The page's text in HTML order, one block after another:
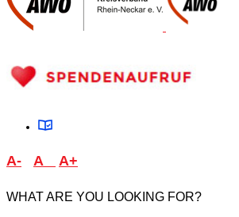
A- A A+
WHAT ARE YOU LOOKING FOR?